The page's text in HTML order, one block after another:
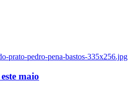
prato-pedro-pena-bastos-335x256.jpg
maio